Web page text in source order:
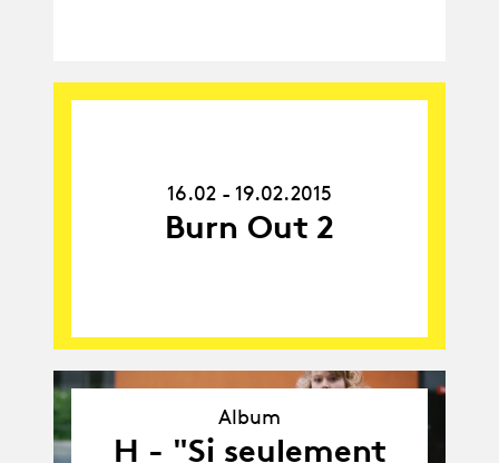
16.02 - 19.02.2015
Burn Out 2
Album
Album
H - "Si seulement